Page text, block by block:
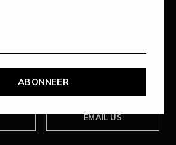
ABONNEER
EMAIL US